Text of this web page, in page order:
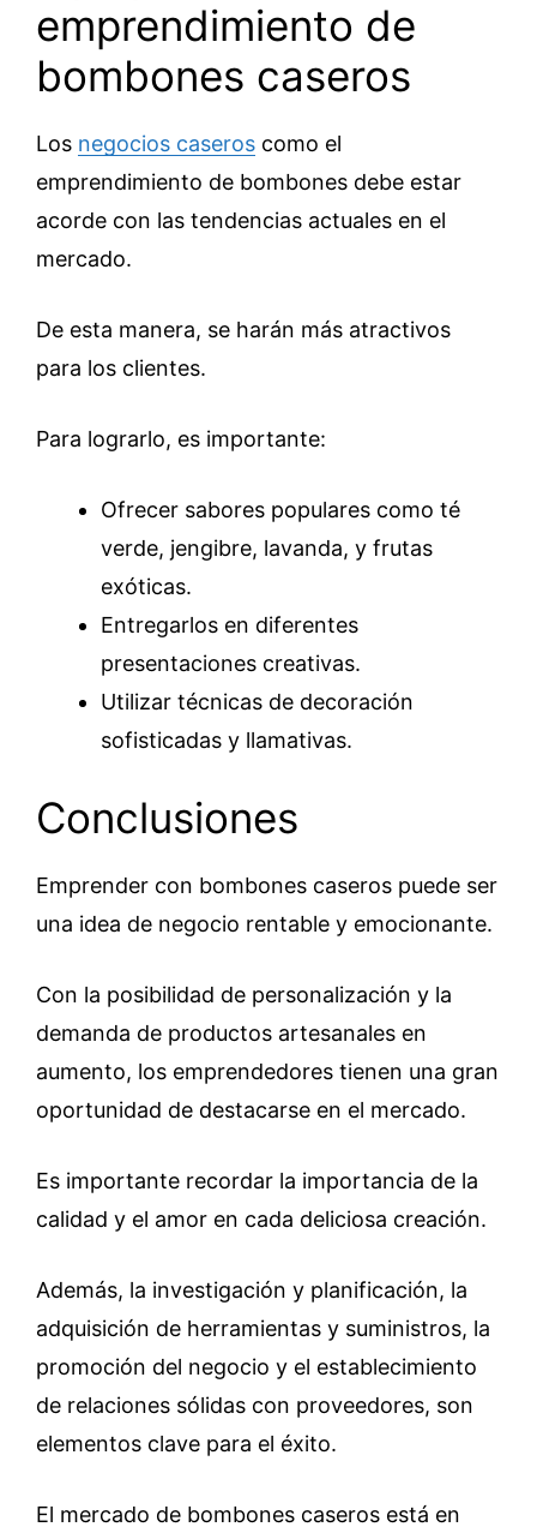
emprendimiento de
bombones caseros
Los negocios caseros como el
emprendimiento de bombones debe estar
acorde con las tendencias actuales en el
mercado.
De esta manera, se harán más atractivos
para los clientes.
Para lograrlo, es importante:
Ofrecer sabores populares como té
verde, jengibre, lavanda, y frutas
exóticas.
Entregarlos en diferentes
presentaciones creativas.
Utilizar técnicas de decoración
sofisticadas y llamativas.
Conclusiones
Emprender con bombones caseros puede ser
una idea de negocio rentable y emocionante.
Con la posibilidad de personalización y la
demanda de productos artesanales en
aumento, los emprendedores tienen una gran
oportunidad de destacarse en el mercado.
Es importante recordar la importancia de la
calidad y el amor en cada deliciosa creación.
Además, la investigación y planificación, la
adquisición de herramientas y suministros, la
promoción del negocio y el establecimiento
de relaciones sólidas con proveedores, son
elementos clave para el éxito.
El mercado de bombones caseros está en